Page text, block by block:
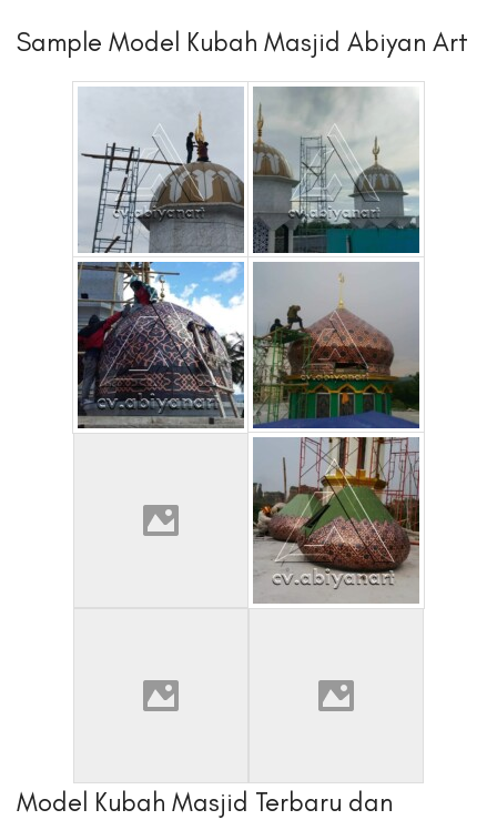
Sample Model Kubah Masjid Abiyan Art
Model Kubah Masjid Terbaru dan